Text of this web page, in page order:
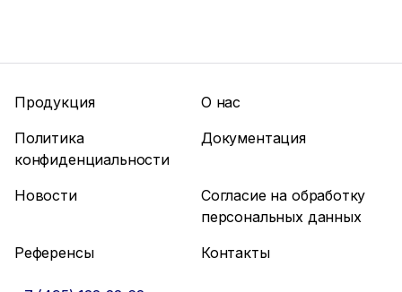
Продукция
О нас
Политика
конфиденциальности
Документация
Новости
Согласие на обработку
персональных данных
Референсы
Контакты